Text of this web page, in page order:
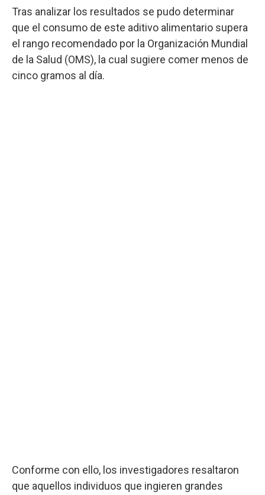
Tras analizar los resultados se pudo determinar
que el consumo de este aditivo alimentario supera
el rango recomendado por la Organización Mundial
de la Salud (OMS), la cual sugiere comer menos de
cinco gramos al día.
Conforme con ello, los investigadores resaltaron
que aquellos individuos que ingieren grandes